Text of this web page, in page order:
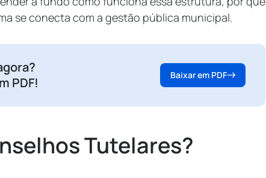
se conecta com a gestão pública municipal.
PDF!
Baixar em PDF
Tutelares?